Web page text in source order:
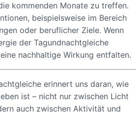
kommenden Monate zu treffen.
beispielsweise im Bereich
oder beruflicher Ziele. Wenn
der Tagundnachtgleiche
nachhaltige Wirkung entfalten.
erinnert uns daran, wie
ist – nicht nur zwischen Licht
auch zwischen Aktivität und